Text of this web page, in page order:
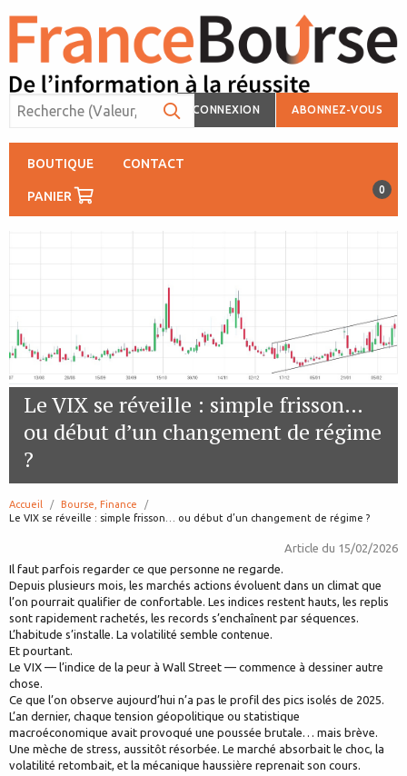
CONNEXION ABONNEZ-VOUS
BOUTIQUE CONTACT
PANIER 0
Le VIX se réveille : simple frisson…
ou début d’un changement de régime
?
Accueil
Bourse, Finance
page:
Le VIX se réveille : simple frisson… ou début d’un changement de régime ?
Article du 15/02/2026
Il faut parfois regarder ce que personne ne regarde.
Depuis plusieurs mois, les marchés actions évoluent dans un climat que
l’on pourrait qualifier de confortable. Les indices restent hauts, les replis
sont rapidement rachetés, les records s’enchaînent par séquences.
L’habitude s’installe. La volatilité semble contenue.
Et pourtant.
Le VIX — l’indice de la peur à Wall Street — commence à dessiner autre
chose.
Ce que l’on observe aujourd’hui n’a pas le profil des pics isolés de 2025.
L’an dernier, chaque tension géopolitique ou statistique
macroéconomique avait provoqué une poussée brutale… mais brève.
Une mèche de stress, aussitôt résorbée. Le marché absorbait le choc, la
volatilité retombait, et la mécanique haussière reprenait son cours.